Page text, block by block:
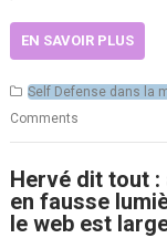
EN SAVOIR PLUS
Self Defense dans la
Comments
Hervé dit tout :
en fausse
le web est